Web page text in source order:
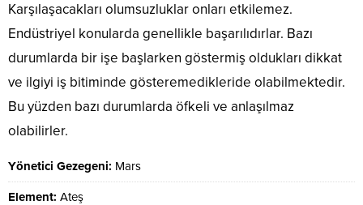
Karşılaşacakları olumsuzluklar onları etkilemez.
Endüstriyel konularda genellikle başarılıdırlar. Bazı
durumlarda bir işe başlarken göstermiş oldukları dikkat
ve ilgiyi iş bitiminde gösteremedikleride olabilmektedir.
Bu yüzden bazı durumlarda öfkeli ve anlaşılmaz
olabilirler.
Yönetici Gezegeni: Mars
Element: Ateş